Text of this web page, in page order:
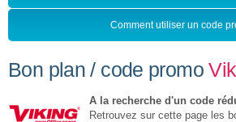
Comment utiliser un code
Bon plan / code promo
A la recherche d'un code
Retrouvez sur cette page les